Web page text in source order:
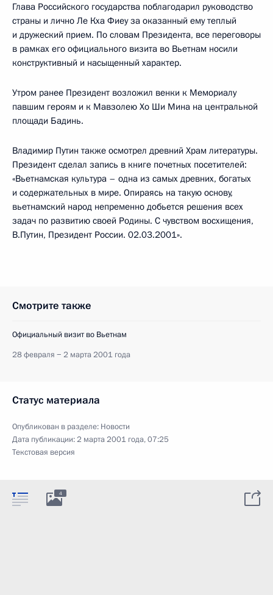
Глава Российского государства поблагодарил руководство
страны и лично Ле Кха Фиеу за оказанный ему теплый
и дружеский прием. По словам Президента, все переговоры
в рамках его официального визита во Вьетнам носили
конструктивный и насыщенный характер.
Утром ранее Президент возложил венки к Мемориалу
павшим героям и к Мавзолею Хо Ши Мина на центральной
площади Бадинь.
Владимир Путин также осмотрел древний Храм литературы.
Президент сделал запись в книге почетных посетителей:
«Вьетнамская культура – одна из самых древних, богатых
и содержательных в мире. Опираясь на такую основу,
вьетнамский народ непременно добьется решения всех
задач по развитию своей Родины. С чувством восхищения,
В.Путин, Президент России. 02.03.2001».
Смотрите также
Официальный визит во Вьетнам
28 февраля − 2 марта 2001 года
Статус материала
Опубликован в разделе: Новости
Дата публикации:2 марта 2001 года, 07:25
Текстовая версия
4